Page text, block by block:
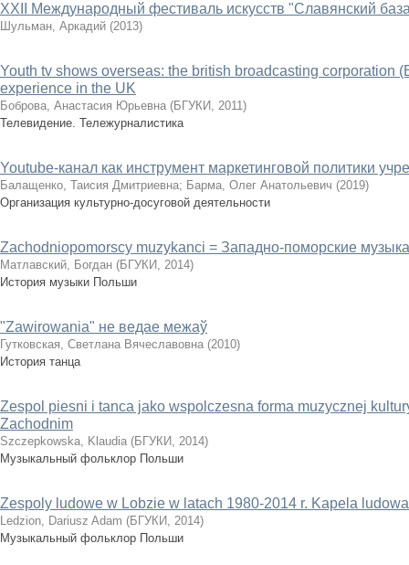
XXII Международный фестиваль искусств "Славянский
Шульман, Аркадий (2013)
Youth tv shows overseas: the british broadcasting corporation
experience in the UK
Боброва, Анастасия Юрьевна (БГУКИ, 2011)
Телевидение. Тележурналистика
Youtube-канал как инструмент маркетинговой политики
Балащенко, Таисия Дмитриевна; Барма, Олег Анатольевич (2019)
Организация культурно-досуговой деятельности
Zachodniopomorscy muzykanci = Западно-поморские
Матлавский, Богдан (БГУКИ, 2014)
История музыки Польши
"Zawirowania" не ведае межаў
Гутковская, Светлана Вячеславовна (2010)
История танца
Zespol piesni i tanca jako wspolczesna forma muzycznej
Zachodnim
Szczepkowska, Klaudia (БГУКИ, 2014)
Музыкальный фольклор Польши
Zespoly ludowe w Lobzie w latach 1980-2014 r. Kapela
Ledzion, Dariusz Adam (БГУКИ, 2014)
Музыкальный фольклор Польши